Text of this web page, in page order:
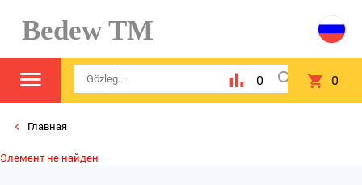
Bedew TM
0 0
Главная
Элемент не найден